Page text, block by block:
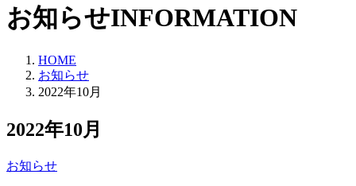
お知らせINFORMATION
HOME
お知らせ
2022年10月
2022年10月
お知らせ